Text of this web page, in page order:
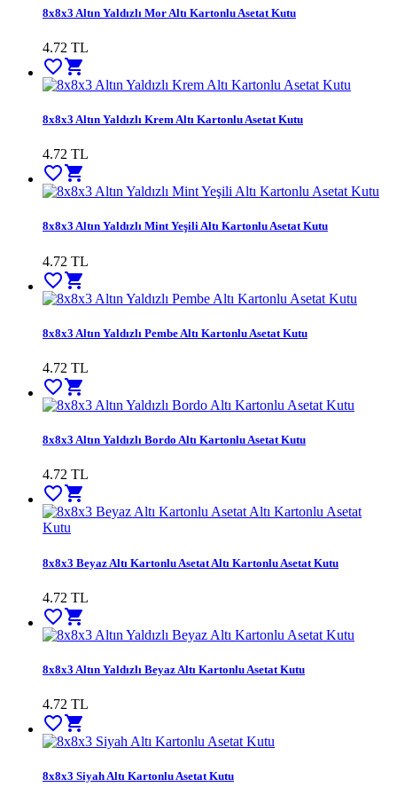
8x8x3 Altın Yaldızlı Mor Altı Kartonlu Asetat Kutu
4.72 TL
favorite_bordershopping_cart
8x8x3 Altın Yaldızlı Krem Altı Kartonlu Asetat Kutu
4.72 TL
favorite_bordershopping_cart
8x8x3 Altın Yaldızlı Mint Yeşili Altı Kartonlu Asetat Kutu
4.72 TL
favorite_bordershopping_cart
8x8x3 Altın Yaldızlı Pembe Altı Kartonlu Asetat Kutu
4.72 TL
favorite_bordershopping_cart
8x8x3 Altın Yaldızlı Bordo Altı Kartonlu Asetat Kutu
4.72 TL
favorite_bordershopping_cart
8x8x3 Beyaz Altı Kartonlu Asetat Altı Kartonlu Asetat Kutu
4.72 TL
favorite_bordershopping_cart
8x8x3 Altın Yaldızlı Beyaz Altı Kartonlu Asetat Kutu
4.72 TL
favorite_bordershopping_cart
8x8x3 Siyah Altı Kartonlu Asetat Kutu